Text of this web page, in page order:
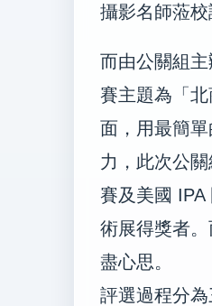
攝影名師蒞
而由公關組
賽主題為「
面，用最簡
力，此次公
賽及美國 IPA
術展得獎者
盡心思。
評選過程分